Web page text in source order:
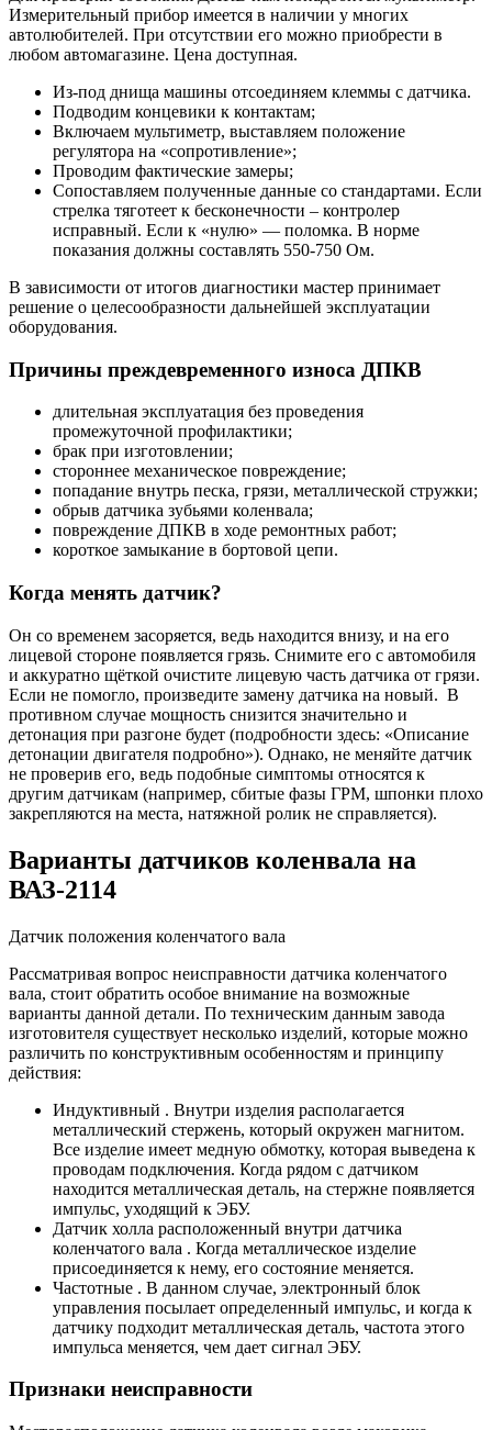
Измерительный прибор имеется в наличии у многих
автолюбителей. При отсутствии его можно приобрести в
любом автомагазине. Цена доступная.
Из-под днища машины отсоединяем клеммы с датчика.
Подводим концевики к контактам;
Включаем мультиметр, выставляем положение
регулятора на «сопротивление»;
Проводим фактические замеры;
Сопоставляем полученные данные со стандартами. Если
стрелка тяготеет к бесконечности – контролер
исправный. Если к «нулю» — поломка. В норме
показания должны составлять 550-750 Ом.
В зависимости от итогов диагностики мастер принимает
решение о целесообразности дальнейшей эксплуатации
оборудования.
Причины преждевременного износа ДПКВ
длительная эксплуатация без проведения
промежуточной профилактики;
брак при изготовлении;
стороннее механическое повреждение;
попадание внутрь песка, грязи, металлической стружки;
обрыв датчика зубьями коленвала;
повреждение ДПКВ в ходе ремонтных работ;
короткое замыкание в бортовой цепи.
Когда менять датчик?
Он со временем засоряется, ведь находится внизу, и на его
лицевой стороне появляется грязь. Снимите его с автомобиля
и аккуратно щёткой очистите лицевую часть датчика от грязи.
Если не помогло, произведите замену датчика на новый. В
противном случае мощность снизится значительно и
детонация при разгоне будет (подробности здесь: «Описание
детонации двигателя подробно»). Однако, не меняйте датчик
не проверив его, ведь подобные симптомы относятся к
другим датчикам (например, сбитые фазы ГРМ, шпонки плохо
закрепляются на места, натяжной ролик не справляется).
Варианты датчиков коленвала на
ВАЗ-2114
Датчик положения коленчатого вала
Рассматривая вопрос неисправности датчика коленчатого
вала, стоит обратить особое внимание на возможные
варианты данной детали. По техническим данным завода
изготовителя существует несколько изделий, которые можно
различить по конструктивным особенностям и принципу
действия:
Индуктивный . Внутри изделия располагается
металлический стержень, который окружен магнитом.
Все изделие имеет медную обмотку, которая выведена к
проводам подключения. Когда рядом с датчиком
находится металлическая деталь, на стержне появляется
импульс, уходящий к ЭБУ.
Датчик холла расположенный внутри датчика
коленчатого вала . Когда металлическое изделие
присоединяется к нему, его состояние меняется.
Частотные . В данном случае, электронный блок
управления посылает определенный импульс, и когда к
датчику подходит металлическая деталь, частота этого
импульса меняется, чем дает сигнал ЭБУ.
Признаки неисправности